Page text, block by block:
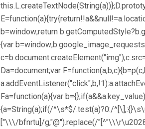
b=window;return
{var
Da=document;var
Fa=function(a){var
{a=String(a);if(/^\s*$/.test(a)?0:/
["\\\/bfnrtu]/g,"@").replace(/